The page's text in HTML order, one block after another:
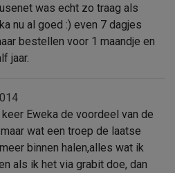
was echt zo traag als
nu al goed :) even 7 dagjes
bestellen voor 1 maandje en
jaar.
Eweka de voordeel van de
wat een troep de laatse
binnen halen,alles wat ik
als ik het via grabit doe, dan